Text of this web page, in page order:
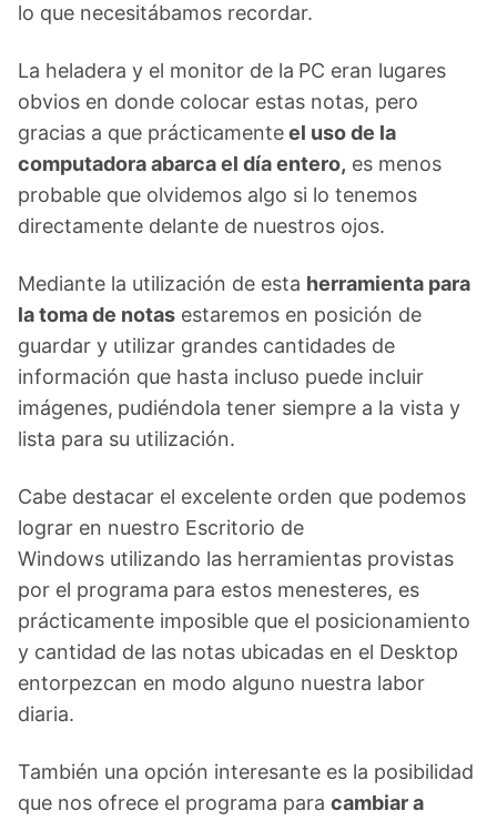
lo que necesitábamos recordar.
La heladera y el monitor de la PC eran lugares
obvios en donde colocar estas notas, pero
gracias a que prácticamenteel uso de la
computadora abarca el día entero, es menos
probable que olvidemos algo si lo tenemos
directamente delante de nuestros ojos.
Mediante la utilización de esta herramienta para
la toma de notas estaremos en posición de
guardar y utilizar grandes cantidades de
información que hasta incluso puede incluir
imágenes, pudiéndola tener siempre a la vista y
lista para su utilización.
Cabe destacar el excelente orden que podemos
lograr en nuestro Escritorio de
Windows utilizando las herramientas provistas
por el programa para estos menesteres, es
prácticamente imposible que el posicionamiento
y cantidad de las notas ubicadas en el Desktop
entorpezcan en modo alguno nuestra labor
diaria.
También una opción interesante es la posibilidad
que nos ofrece el programa para cambiar a